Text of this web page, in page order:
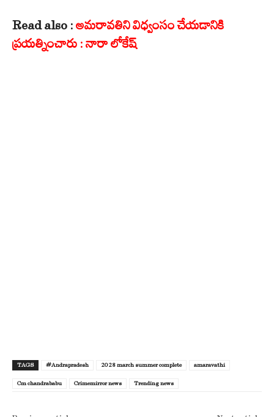
Read also : అమరావతిని విధ్వంసం చేయడానికి
ప్రయత్నించారు : నారా లోకేష్
TAGS #Andrapradesh 2028 march summer complete amaravathi
Cm chandrababu Crimemirror news Trending news